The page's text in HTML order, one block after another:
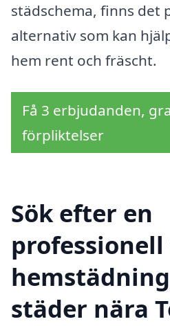
städschema, finns det
alternativ som kan
hem rent och fräscht.
Få 3 erbjudanden,
förpliktelser
Sök efter en
städer nära